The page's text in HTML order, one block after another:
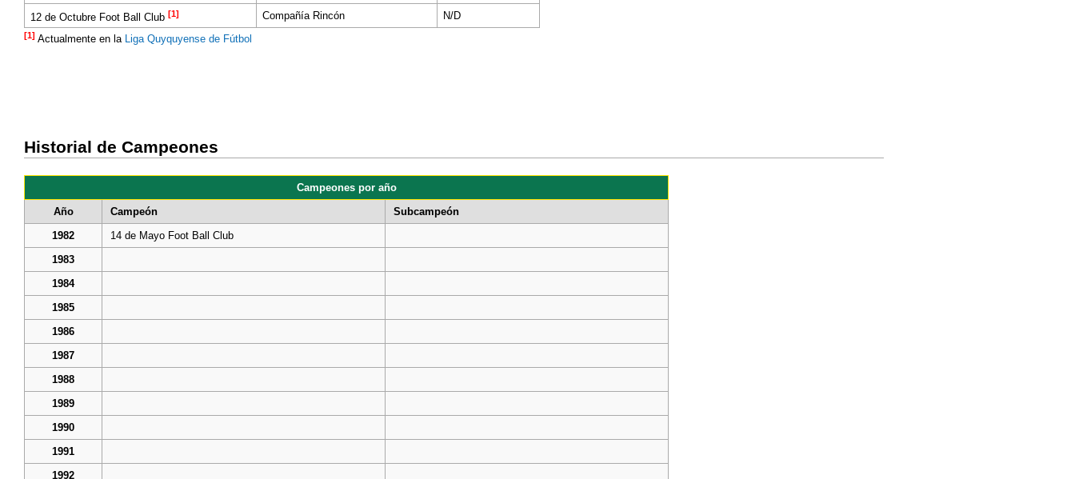
12 de Octubre Foot Ball Club [1] Compañía Rincón N/D
[1] Actualmente en la Liga Quyquyense de Fútbol
Historial de Campeones
Campeones por año
Año
Campeón
Subcampeón
1982
14 de Mayo Foot Ball Club
1983
1984
1985
1986
1987
1988
1989
1990
1991
1992